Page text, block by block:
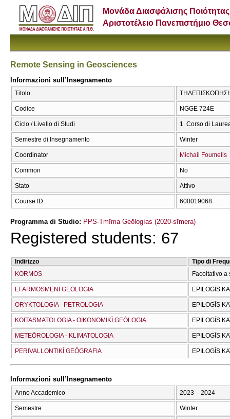
Μονάδα Διασφάλισης Ποιότητας
Αριστοτέλειο Πανεπιστήμιο
Remote Sensing in Geosciences
Informazioni sull’Insegnamento
Titolo ΤΗΛΕΠΙΣΚΟΠΗΣΗ
Codice NGGE 724E
Ciclo / Livello di Studi 1. Corso di
Semestre di Insegnamento Winter
Coordinator Michail Foumelis
Common No
Stato Attivo
Course ID 600019068
Programma di Studio: PPS-Tmīma Geōlogías (2020-sīmera)
Registered students: 67
Indirizzo
Tipo di
KORMOS
Facoltativo a
EFARMOSMENĪ GEŌLOGIA EPILOGĪS
ORYKTOLOGIA - PETROLOGIA EPILOGĪS
KOITASMATOLOGIA - OIKONOMIKĪ GEŌLOGIA EPILOGĪS
METEŌROLOGIA - KLIMATOLOGIA EPILOGĪS
PERIVALLONTIKĪ GEŌGRAFIA EPILOGĪS
Informazioni sull’Insegnamento
Anno Accademico 2023 – 2024
Semestre Winter